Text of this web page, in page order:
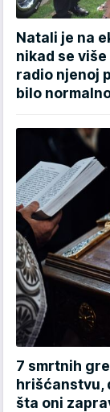
Natali je na
nikad se
radio njenoj
bilo
7 smrtnih
hrišćanstvu,
šta oni